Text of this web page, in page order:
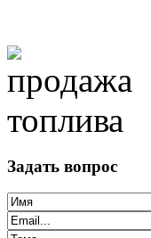
Задать вопрос